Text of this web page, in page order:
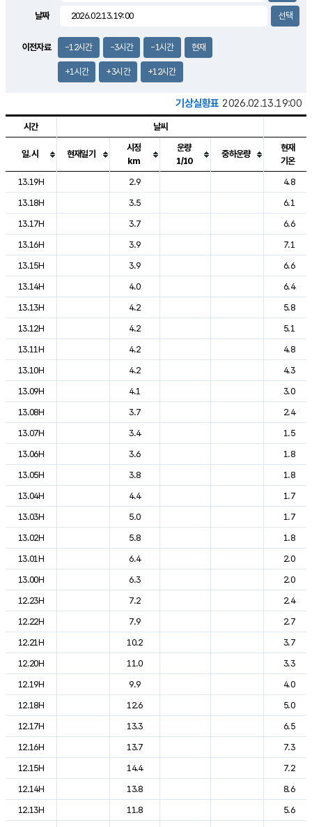
1.1m/s
날짜
이전자료 -12시간 -3시간 -1시간 현재
+1시간 +3시간 +12시간
기상실황표 2026.02.13.19:00
도시별 기상실황표로 지점, 날씨, 기온, 강수, 바람, 기압등을 안내한 표입
시간 날씨
일.시 현재일기
시정
km
운량
1/10
중하운량
현재
기온
13.19H
2.9
4.8
13.18H
3.5
6.1
13.17H
3.7
6.6
13.16H
3.9
7.1
13.15H
3.9
6.6
13.14H
4.0
6.4
13.13H
4.2
5.8
13.12H
4.2
5.1
13.11H
4.2
4.8
13.10H
4.2
4.3
13.09H
4.1
3.0
13.08H
3.7
2.4
13.07H
3.4
1.5
13.06H
3.6
1.8
13.05H
3.8
1.8
13.04H
4.4
1.7
13.03H
5.0
1.7
13.02H
5.8
1.8
13.01H
6.4
2.0
13.00H
6.3
2.0
12.23H
7.2
2.4
12.22H
7.9
2.7
12.21H
10.2
3.7
12.20H
11.0
3.3
12.19H
9.9
4.0
12.18H
12.6
5.0
12.17H
13.3
6.5
12.16H
13.7
7.3
12.15H
14.4
7.2
12.14H
13.8
8.6
12.13H
11.8
5.6